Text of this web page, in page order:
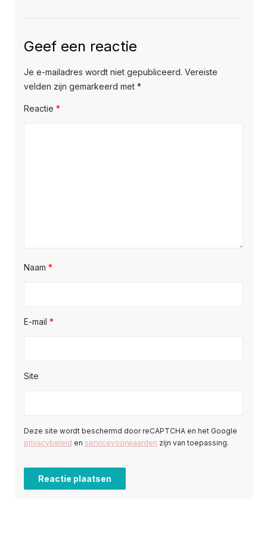
Geef een reactie
Je e-mailadres wordt niet gepubliceerd. Vereiste
velden zijn gemarkeerd met *
Reactie *
Naam *
E-mail *
Site
Deze site wordt beschermd door reCAPTCHA en het Google
privacybeleid en servicevoorwaarden zijn van toepassing.